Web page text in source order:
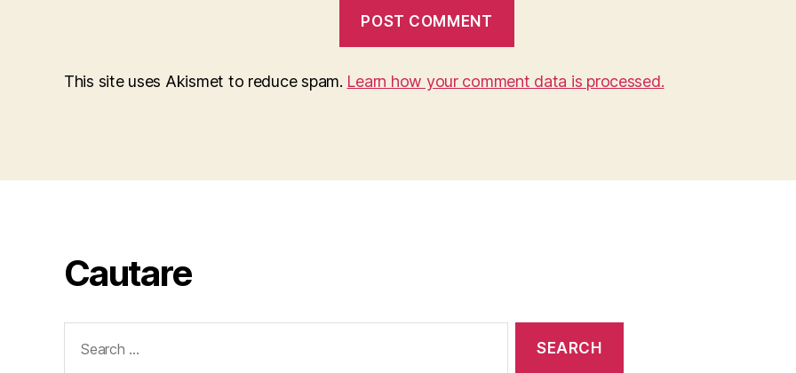
This site uses Akismet to reduce spam. Learn how your comment data is processed.
Cautare
for: